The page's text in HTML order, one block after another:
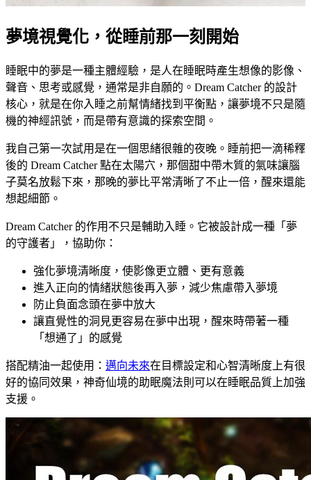
夢境視覺化，從睡前那一刻開始
睡眠中的夢是一種主體經驗，是人在睡眠時產生想像的影像、
聲音、思考或感覺，通常是非自願的。Dream Catcher 的設計
核心，就是在你入睡之前幫情緒找到平衡點，讓夢境不只是隨
機的神經訊號，而是帶有意識的探索空間。
我自己第一次試用是在一個思緒很雜的夜晚。睡前把一滴稀釋
後的 Dream Catcher 點在太陽穴，那個甜中帶木質的氣味讓腦
子莫名放鬆下來，那晚的夢比平常清晰了不止一倍，醒來還能
想起細節。
Dream Catcher 的作用不只是輔助入睡。它被設計成一種「夢
的守護者」，協助你：
強化夢境清晰度，使影像更立體、更有意義
進入正向的情緒狀態後再入夢，減少焦慮帶入夢境
防止負面念頭在夢中放大
讓直覺性的洞見更容易在夢中出現，醒來時帶著一種
「想通了」的感覺
搭配精油一起使用： 邁向未來在目標設定和心智清晰度上有很
好的協同效果，神奇仙境的助眠魔法則可以在睡眠品質上加強
支援。